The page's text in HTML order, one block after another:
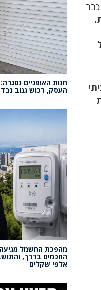
חנות האופניים
העסק, רכוש גנוב
מהפכת החשמל מגיעה
החכמים בדרך,
אלפי שקלים